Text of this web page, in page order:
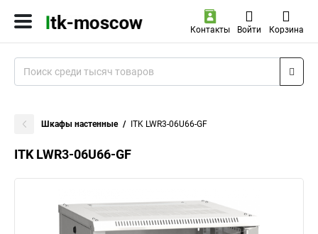
Контакты Войти Корзина
Шкафы настенные ITK LWR3-06U66-GF
ITK LWR3-06U66-GF